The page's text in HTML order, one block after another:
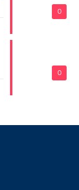
0
0